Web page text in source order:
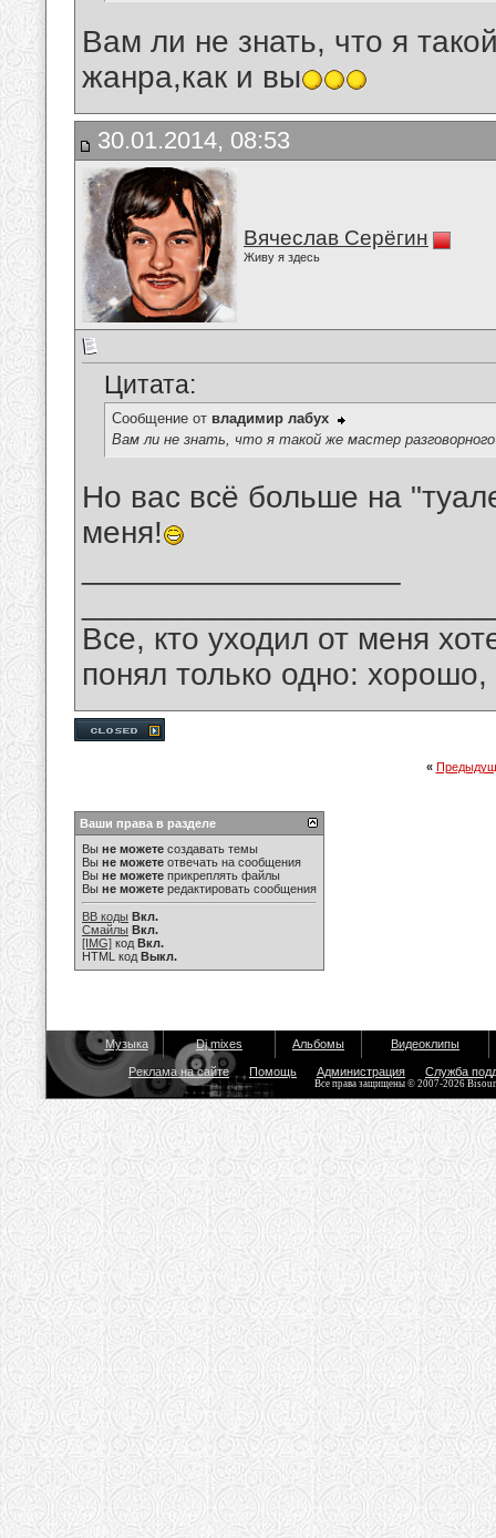
Вам ли не знать, что я
жанра,как и вы
30.01.2014, 08:53
Вячеслав Серёгин
Живу я здесь
Цитата:
Сообщение от владимир лабух
Вам ли не знать, что я такой же мастер
Но вас всё больше на
меня!
Все, кто уходил от меня
понял только одно:
«
Ваши права в разделе
Вы не можете создавать темы
Вы не можете отвечать на сообщения
Вы не можете прикреплять файлы
Вы не можете редактировать сообщения
BB коды Вкл.
Смайлы Вкл.
[IMG] код Вкл.
HTML код Выкл.
Музыка Dj mixes Альбомы Видеоклипы
Реклама на сайте Помощь Администрация Служба
Все права защищены © 2007-2026